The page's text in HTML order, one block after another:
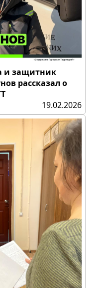
и защитник
рассказал о
19.02.2026